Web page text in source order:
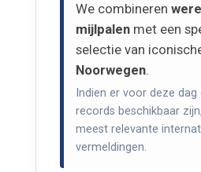
We combineren
mijlpalen met een
selectie van
Noorwegen.
Indien er voor deze dag
records beschikbaar
meest relevante
vermeldingen.